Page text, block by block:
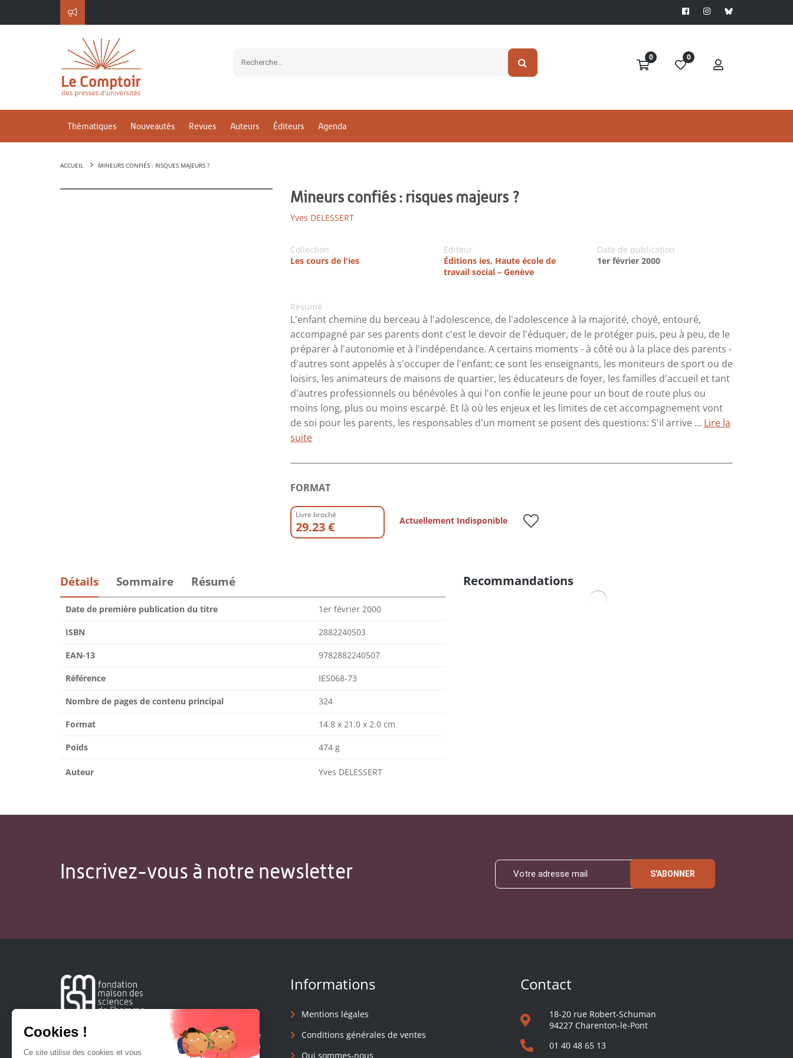
0 0
Thématiques Nouveautés Revues Auteurs Éditeurs Agenda
ACCUEIL MINEURS CONFIÉS : RISQUES MAJEURS ?
Mineurs confiés : risques majeurs ?
Yves DELESSERT
Collection
Les cours de l'ies
Editeur
Éditions ies, Haute école de
travail social – Genève
Date de publication
1er février 2000
Résumé
L'enfant chemine du berceau à l'adolescence, de l'adolescence à la majorité, choyé, entouré,
accompagné par ses parents dont c'est le devoir de l'éduquer, de le protéger puis, peu à peu, de le
préparer à l'autonomie et à l'indépendance. A certains moments - à côté ou à la place des parents -
d'autres sont appelés à s'occuper de l'enfant; ce sont les enseignants, les moniteurs de sport ou de
loisirs, les animateurs de maisons de quartier, les éducateurs de foyer, les familles d'accueil et tant
d'autres professionnels ou bénévoles à qui l'on confie le jeune pour un bout de route plus ou
moins long, plus ou moins escarpé. Et là où les enjeux et les limites de cet accompagnement vont
de soi pour les parents, les responsables d'un moment se posent des questions: S'il arrive ... Lire la
suite
FORMAT
Livre broché
29.23 € Actuellement Indisponible
Détails Sommaire Résumé
Date de première publication du titre 1er février 2000
ISBN 2882240503
EAN-13 9782882240507
Référence IES068-73
Nombre de pages de contenu principal 324
Format 14.8 x 21.0 x 2.0 cm
Poids 474 g
Auteur Yves DELESSERT
Recommandations
Inscrivez-vous à notre newsletter S'ABONNER
Créée en 1963, la Fondation Maison Sciences de l'Homme
soutient la recherche et la diffusion des connaissances en
Informations
Mentions légales
Conditions générales de ventes
Qui sommes-nous
Contact
18-20 rue Robert-Schuman
94227 Charenton-le-Pont
01 40 48 65 13